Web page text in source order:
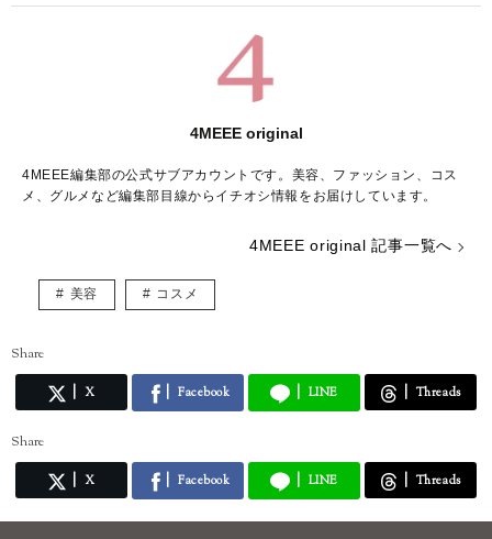
4MEEE original
4MEEE編集部の公式サブアカウントです。美容、ファッション、コス
メ、グルメなど編集部目線からイチオシ情報をお届けしています。
4MEEE original 記事一覧へ
美容 コスメ
Share
X Facebook LINE Threads
Share
X Facebook LINE Threads